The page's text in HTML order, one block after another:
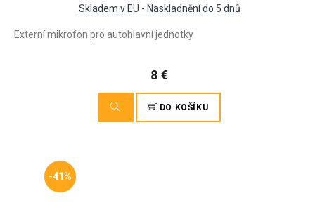
Skladem v EU - Naskladnění do 5 dnů
Externí mikrofon pro autohlavní jednotky
8 €
DO KOŠÍKU
-41%